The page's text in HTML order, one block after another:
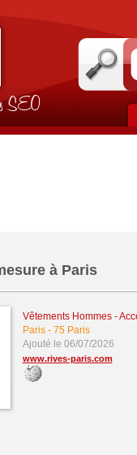
SEO
à Paris
Vêtements Hommes -
Paris- 75 Paris
Ajouté le 06/07/2026
www.rives-paris.com